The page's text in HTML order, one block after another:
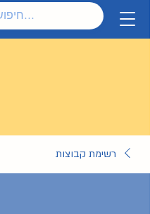
רשימת קבוצות